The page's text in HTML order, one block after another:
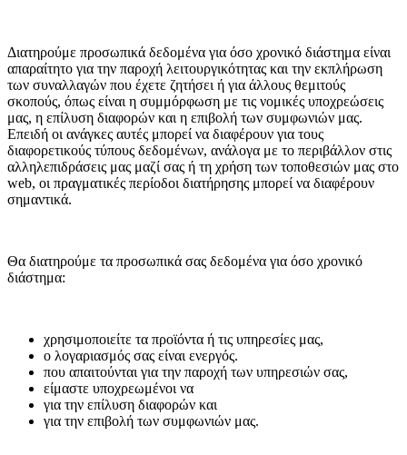
Διατηρούμε προσωπικά δεδομένα για όσο χρονικό διάστημα είναι
απαραίτητο για την παροχή λειτουργικότητας και την εκπλήρωση
των συναλλαγών που έχετε ζητήσει ή για άλλους θεμιτούς
σκοπούς, όπως είναι η συμμόρφωση με τις νομικές υποχρεώσεις
μας, η επίλυση διαφορών και η επιβολή των συμφωνιών μας.
Επειδή οι ανάγκες αυτές μπορεί να διαφέρουν για τους
διαφορετικούς τύπους δεδομένων, ανάλογα με το περιβάλλον στις
αλληλεπιδράσεις μας μαζί σας ή τη χρήση των τοποθεσιών μας στο
web, οι πραγματικές περίοδοι διατήρησης μπορεί να διαφέρουν
σημαντικά.
Θα διατηρούμε τα προσωπικά σας δεδομένα για όσο χρονικό
διάστημα:
χρησιμοποιείτε τα προϊόντα ή τις υπηρεσίες μας,
ο λογαριασμός σας είναι ενεργός.
που απαιτούνται για την παροχή των υπηρεσιών σας,
είμαστε υποχρεωμένοι να
για την επίλυση διαφορών και
για την επιβολή των συμφωνιών μας.